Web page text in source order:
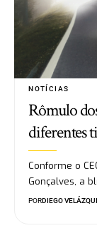
NOTÍCIAS
Rômulo
diferentes
Conforme o
Gonçalves, a
PORDIEGO